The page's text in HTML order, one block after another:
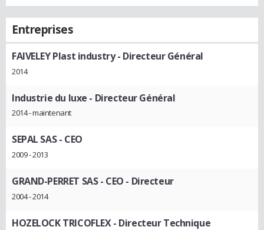
Entreprises
FAIVELEY Plast industry- Directeur Général
2014
Industrie du luxe - Directeur Général
2014 - maintenant
SEPAL SAS- CEO
2009 - 2013
GRAND-PERRET SAS- CEO - Directeur
2004 - 2014
HOZELOCK TRICOFLEX- Directeur Technique